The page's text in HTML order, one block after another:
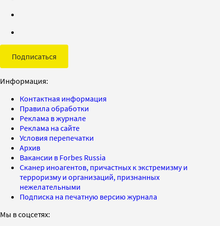
Подписаться
Информация:
Контактная информация
Правила обработки
Реклама в журнале
Реклама на сайте
Условия перепечатки
Архив
Вакансии в Forbes Russia
Сканер иноагентов, причастных к экстремизму и
терроризму и организаций, признанных
нежелательными
Подписка на печатную версию журнала
Мы в соцсетях: